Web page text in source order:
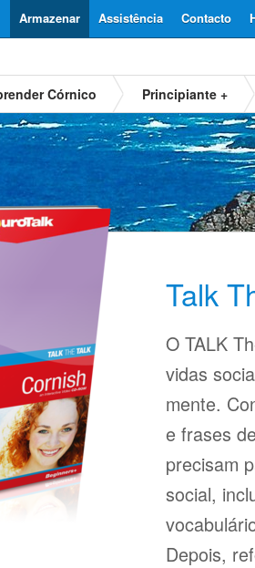
Contacto
Assistência
Armazenar
Córnico Principiante +
Talk
O TALK
vidas
mente.
e frases
precisam
social,
Depois,